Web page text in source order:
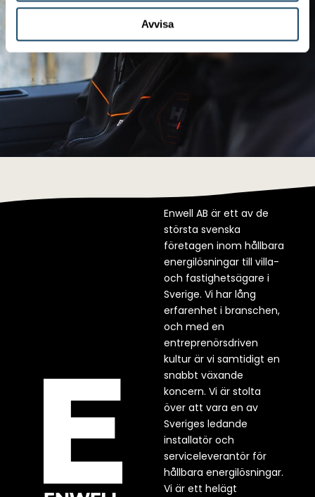
Avvisa
Enwell AB är ett av de
största svenska
företagen inom hållbara
energilösningar till villa-
och fastighetsägare i
Sverige. Vi har lång
erfarenhet i branschen,
och med en
entreprenörsdriven
kultur är vi samtidigt en
snabbt växande
koncern. Vi är stolta
över att vara en av
Sveriges ledande
installatör och
serviceleverantör för
hållbara energilösningar.
Vi är ett helägt